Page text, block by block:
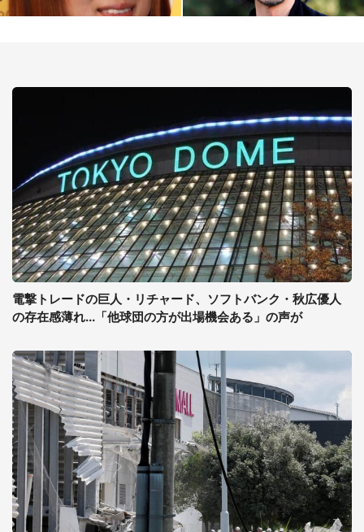
電撃トレードの巨人・リチャード、ソフトバンク・秋広優人
の存在感薄れ...「他球団の方が出場機会ある」の声が